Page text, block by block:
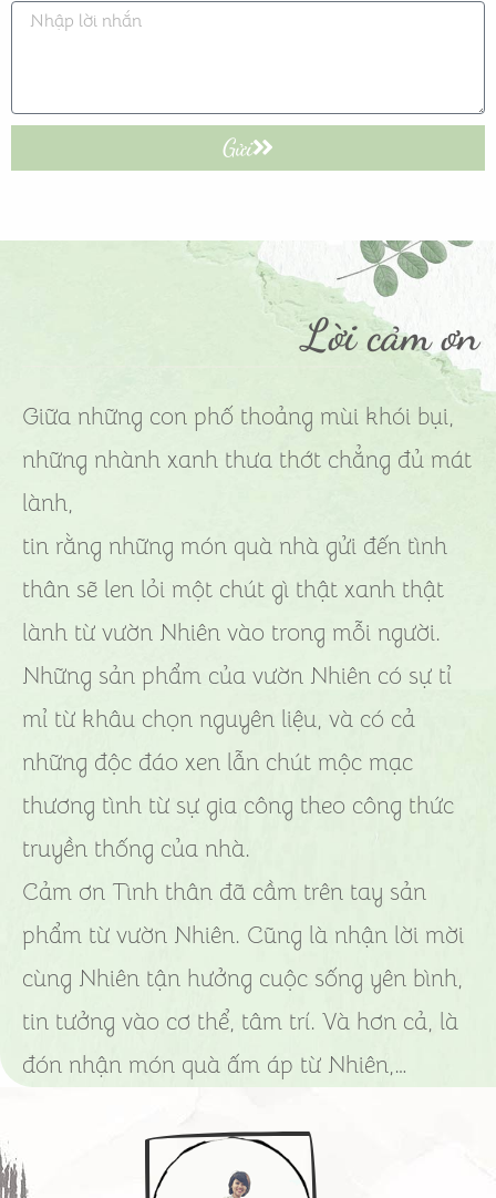
Gửi
Lời cảm ơn
Giữa những con phố thoảng mùi khói bụi,
những nhành xanh thưa thớt chẳng đủ mát
lành,
tin rằng những món quà nhà gửi đến tình
thân sẽ len lỏi một chút gì thật xanh thật
lành từ vườn Nhiên vào trong mỗi người.
Những sản phẩm của vườn Nhiên có sự tỉ
mỉ từ khâu chọn nguyên liệu, và có cả
những độc đáo xen lẫn chút mộc mạc
thương tình từ sự gia công theo công thức
truyền thống của nhà.
Cảm ơn Tình thân đã cầm trên tay sản
phẩm từ vườn Nhiên. Cũng là nhận lời mời
cùng Nhiên tận hưởng cuộc sống yên bình,
tin tưởng vào cơ thể, tâm trí. Và hơn cả, là
đón nhận món quà ấm áp từ Nhiên,…